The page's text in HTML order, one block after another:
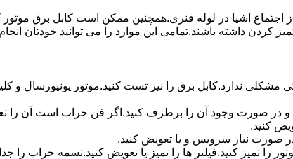
اشیا در لوله فنری.همچنین ممکن است کابل برق موتور
کردن داشته باشند.تمامی این موارد را می توانید خودتان
ندارد.کابل برق را نیز تست کنید.موتور یونیورسال و
و در صورت وجود آن را برطرف کنید.اگر فن خراب است آن
کنید.
صورت نیاز سرویس و یا تعویض کنید.
تمیز کنید.فیلتر ها را تمیز یا تعویض کنید.تسمه خراب را